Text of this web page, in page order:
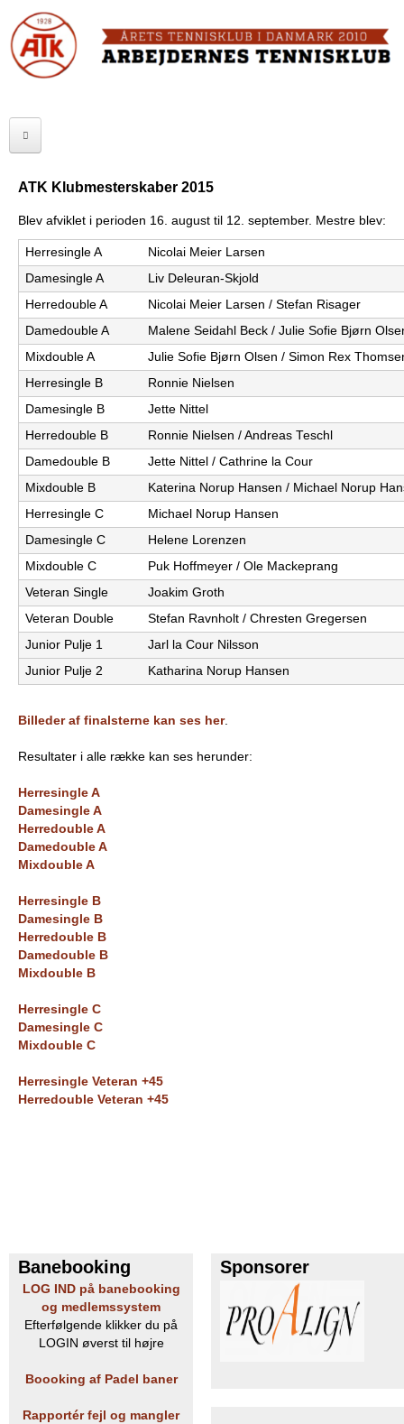
to
main
b
e
d
e
n
s
T
n
n
s
K
u
b
FORSIDE
JUNIOR
MOTIONISTER
TURNERINGER
RANGLISTER
MAKKERBØRS
PADEL I ATK
ATK Klubmesterskaber 2015
Blev afviklet i perioden 16. august til 12. september. Mestre blev:
Herresingle A
Nicolai Meier Larsen
Damesingle A
Liv Deleuran-Skjold
Herredouble A
Nicolai Meier Larsen / Stefan Risager
Damedouble A
Malene Seidahl Beck / Julie Sofie Bjørn
Mixdouble A
Julie Sofie Bjørn Olsen / Simon Rex
Herresingle B
Ronnie Nielsen
Damesingle B
Jette Nittel
Herredouble B
Ronnie Nielsen / Andreas Teschl
Damedouble B
Jette Nittel / Cathrine la Cour
Mixdouble B
Katerina Norup Hansen / Michael Norup
Herresingle C
Michael Norup Hansen
Damesingle C
Helene Lorenzen
Mixdouble C
Puk Hoffmeyer / Ole Mackeprang
Veteran Single
Joakim Groth
Veteran Double
Stefan Ravnholt / Chresten Gregersen
Junior Pulje 1
Jarl la Cour Nilsson
Junior Pulje 2
Katharina Norup Hansen
Billeder af finalsterne kan ses her.
Resultater i alle række kan ses herunder:
Herresingle A
Damesingle A
Herredouble A
Damedouble A
Mixdouble A
Herresingle B
Damesingle B
Herredouble B
Damedouble B
Mixdouble B
Herresingle C
Damesingle C
Mixdouble C
Herresingle Veteran +45
Herredouble Veteran +45
Banebooking
LOG IND på banebooking
og medlemssystem
Efterfølgende klikker du på
LOGIN øverst til højre
Boooking af Padel baner
Rapportér fejl og mangler
Sponsorer